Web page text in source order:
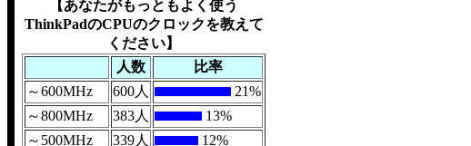
【あなたがもっともよく使う
ThinkPadのCPUのクロックを教えて
ください】
人数
比率
～600MHz
600人
21%
～800MHz
383人
13%
～500MHz
339人
12%